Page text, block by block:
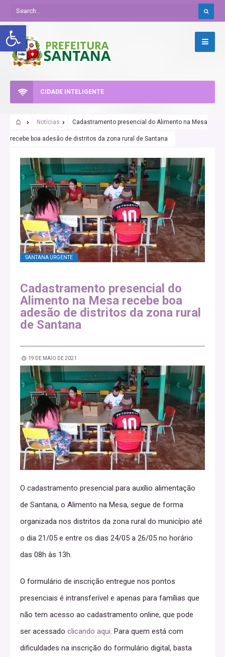
Abrir a barra de ferramentas
CIDADE INTELIGENTE
Noticias Cadastramento presencial do Alimento na Mesa
recebe boa adesão de distritos da zona rural de Santana
SANTANA URGENTE
Cadastramento presencial do
Alimento na Mesa recebe boa
adesão de distritos da zona rural
de Santana
19 DE MAIO DE 2021
O cadastramento presencial para auxílio alimentação
de Santana, o Alimento na Mesa, segue de forma
organizada nos distritos da zona rural do município até
o dia 21/05 e entre os dias 24/05 a 26/05 no horário
das 08h às 13h.
O formulário de inscrição entregue nos pontos
presenciais é intransferível e apenas para famílias que
não tem acesso ao cadastramento online, que pode
ser acessado clicando aqui. Para quem está com
dificuldades na inscrição do formulário digital, basta